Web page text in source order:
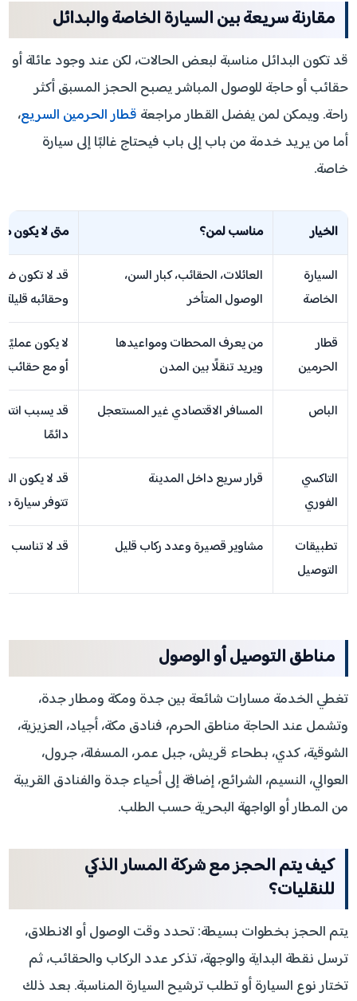
مقارنة سريعة بين السيارة الخاصة والبدائل
قد تكون البدائل مناسبة لبعض الحالات، لكن عند وجود عائلة أو
حقائب أو حاجة للوصول المباشر يصبح الحجز المسبق أكثر
راحة. ويمكن لمن يفضل القطار مراجعة قطار الحرمين السريع،
أما من يريد خدمة من باب إلى باب فيحتاج غالبًا إلى سيارة
خاصة.
الخيار مناسب لمن؟ متى لا يكون
السيارة
الخاصة
العائلات، الحقائب، كبار السن،
الوصول المتأخر
قد لا تكون
وحقائبه قليلة
قطار
الحرمين
من يعرف المحطات ومواعيدها
ويريد تنقلًا بين المدن
لا يكون عمليًا
أو مع حقائب
الباص المسافر الاقتصادي غير المستعجل
قد يسبب
دائمًا
التاكسي
الفوري
قرار سريع داخل المدينة
قد لا يكون
تتوفر سيارة
تطبيقات
التوصيل
مشاوير قصيرة وعدد ركاب قليل قد لا تناسب
مناطق التوصيل أو الوصول
تغطي الخدمة مسارات شائعة بين جدة ومكة ومطار جدة،
وتشمل عند الحاجة مناطق الحرم، فنادق مكة، أجياد، العزيزية،
الشوقية، كدي، بطحاء قريش، جبل عمر، المسفلة، جرول،
العوالي، النسيم، الشرائع، إضافة إلى أحياء جدة والفنادق القريبة
من المطار أو الواجهة البحرية حسب الطلب.
كيف يتم الحجز مع شركة المسار الذكي
للنقليات؟
يتم الحجز بخطوات بسيطة: تحدد وقت الوصول أو الانطلاق،
ترسل نقطة البداية والوجهة، تذكر عدد الركاب والحقائب، ثم
تختار نوع السيارة أو تطلب ترشيح السيارة المناسبة. بعد ذلك